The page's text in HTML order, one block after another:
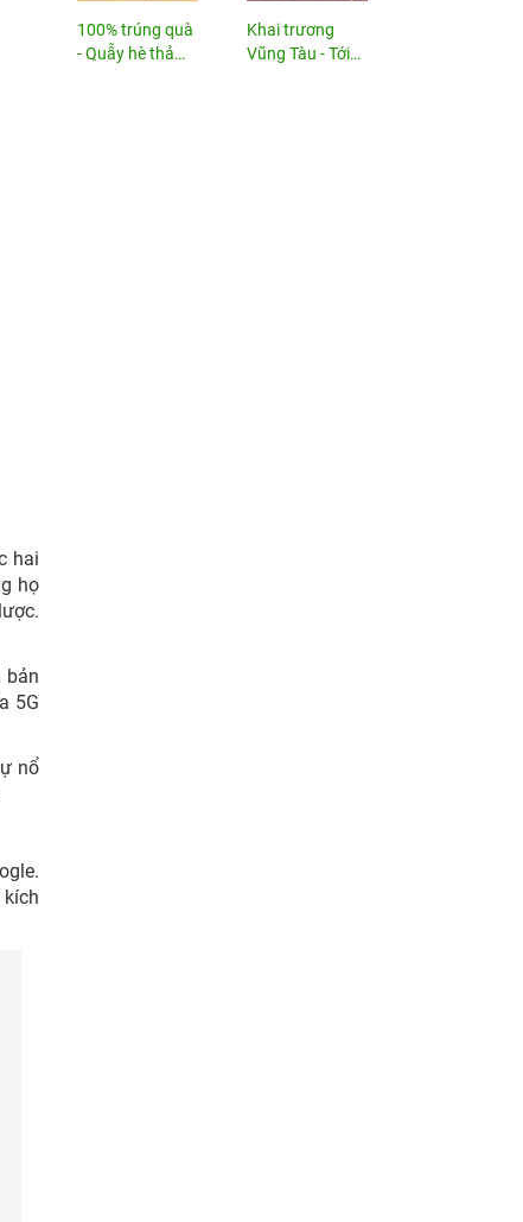
hai
họ
bản
5G
nổ
100% trúng quà
- Quẫy hè thả
Khai trương
Vũng Tàu - Tới